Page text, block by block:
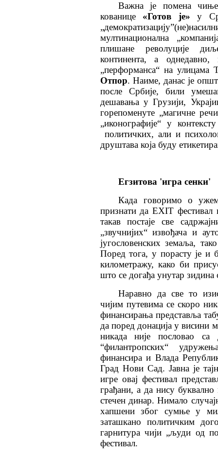
Важна је помена
кованице «Готов је»у
мултинационална
плишане револуције
континента, а
„перформанса“ на улицама
Отпор. Наиме, данас је
после Србије, били
дешавања у Грузији,
горепоменуте „магичне
„иконографије“ у
политичких, али и
друштава која буду
Егзитова 'игра сенки'
Када говоримо о
признати да ЕXIТ фестивал
такав постаје све
„звучнијих“ извођача и
југословенских земаља,
Поред тога, у порасту је и
километражу, како би
што се догађа унутар зидина
Наравно да све то
чијим путевима се скоро
финансирања представља
да поред донација у висини
никада није пословао
“филантропских“
финансира и Влада
Град Нови Сад. Јавна је
игре овај фестивал
грађани, а да нису
стечен динар. Нимало
хапшени због сумње у
заташкано политичким
гарнитура чији „људи од
фестивал.